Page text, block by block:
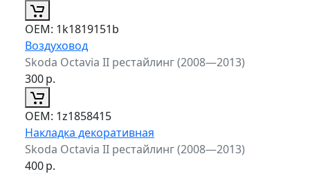
ОЕМ: 1k1819151b
Воздуховод
Skoda Octavia II рестайлинг (2008—2013)
300р.
ОЕМ: 1z1858415
Накладка декоративная
Skoda Octavia II рестайлинг (2008—2013)
400р.